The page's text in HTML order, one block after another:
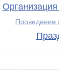
Проведение